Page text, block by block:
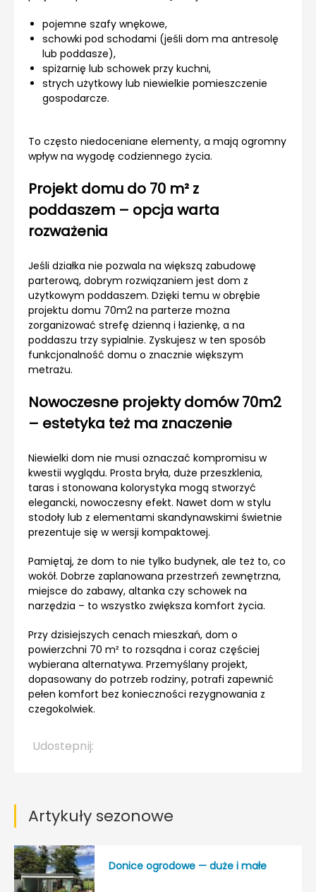
pojemne szafy wnękowe,
schowki pod schodami (jeśli dom ma antresolę
lub poddasze),
spiżarnię lub schowek przy kuchni,
strych użytkowy lub niewielkie pomieszczenie
gospodarcze.
To często niedoceniane elementy, a mają ogromny
wpływ na wygodę codziennego życia.
Projekt domu do 70 m² z
poddaszem – opcja warta
rozważenia
Jeśli działka nie pozwala na większą zabudowę
parterową, dobrym rozwiązaniem jest dom z
użytkowym poddaszem. Dzięki temu w obrębie
projektu domu 70m2 na parterze można
zorganizować strefę dzienną i łazienkę, a na
poddaszu trzy sypialnie. Zyskujesz w ten sposób
funkcjonalność domu o znacznie większym
metrażu.
Nowoczesne projekty domów 70m2
– estetyka też ma znaczenie
Niewielki dom nie musi oznaczać kompromisu w
kwestii wyglądu. Prosta bryła, duże przeszklenia,
taras i stonowana kolorystyka mogą stworzyć
elegancki, nowoczesny efekt. Nawet dom w stylu
stodoły lub z elementami skandynawskimi świetnie
prezentuje się w wersji kompaktowej.
Pamiętaj, że dom to nie tylko budynek, ale też to, co
wokół. Dobrze zaplanowana przestrzeń zewnętrzna,
miejsce do zabawy, altanka czy schowek na
narzędzia – to wszystko zwiększa komfort życia.
Przy dzisiejszych cenach mieszkań, dom o
powierzchni 70 m² to rozsądna i coraz częściej
wybierana alternatywa. Przemyślany projekt,
dopasowany do potrzeb rodziny, potrafi zapewnić
pełen komfort bez konieczności rezygnowania z
czegokolwiek.
Udostepnij:
Artykuły sezonowe
Donice ogrodowe — duże i małe